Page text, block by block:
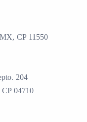
CP 11550
204
04710